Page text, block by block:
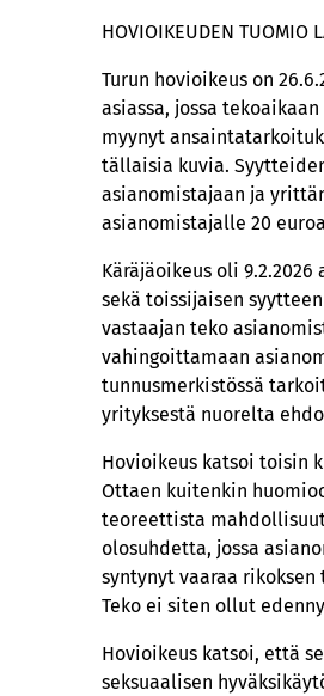
HOVIOIKEUDEN TUOMIO
Turun hovioikeus on
asiassa, jossa
myynyt
tällaisia kuvia.
asianomistajaan ja
asianomistajalle 20
Käräjäoikeus oli
sekä toissijaisen
vastaajan teko
vahingoittamaan
tunnusmerkistössä
yrityksestä nuorelta
Hovioikeus katsoi toisin
Ottaen kuitenkin
teoreettista
olosuhdetta, jossa
syntynyt vaaraa
Teko ei siten ollut
Hovioikeus katsoi, että
seksuaalisen